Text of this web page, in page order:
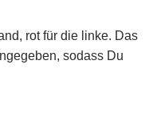
rot für die linke. Das
sodass Du